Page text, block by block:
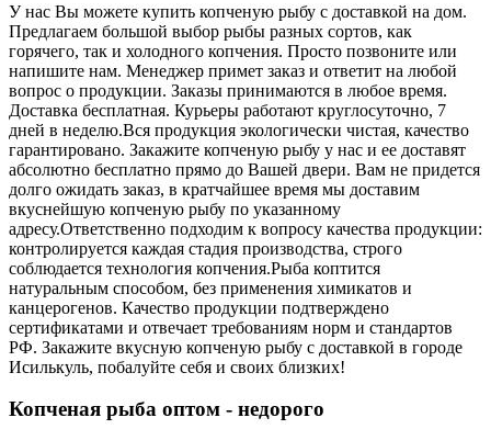
У нас Вы можете купить копченую рыбу с доставкой на дом.
Предлагаем большой выбор рыбы разных сортов, как
горячего, так и холодного копчения. Просто позвоните или
напишите нам. Менеджер примет заказ и ответит на любой
вопрос о продукции. Заказы принимаются в любое время.
Доставка бесплатная. Курьеры работают круглосуточно, 7
дней в неделю.Вся продукция экологически чистая, качество
гарантировано. Закажите копченую рыбу у нас и ее доставят
абсолютно бесплатно прямо до Вашей двери. Вам не придется
долго ожидать заказ, в кратчайшее время мы доставим
вкуснейшую копченую рыбу по указанному
адресу.Ответственно подходим к вопросу качества продукции:
контролируется каждая стадия производства, строго
соблюдается технология копчения.Рыба коптится
натуральным способом, без применения химикатов и
канцерогенов. Качество продукции подтверждено
сертификатами и отвечает требованиям норм и стандартов
РФ. Закажите вкусную копченую рыбу с доставкой в городе
Исилькуль, побалуйте себя и своих близких!
Копченая рыба оптом - недорого